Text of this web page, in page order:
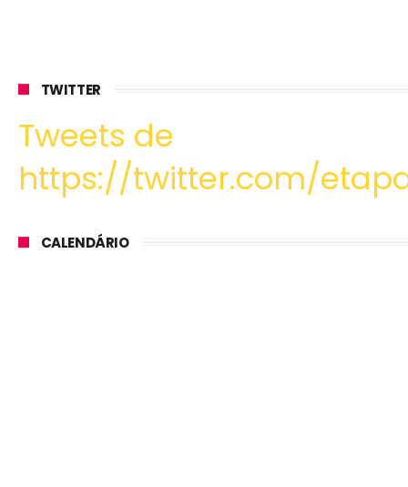
TWITTER
Tweets de
https://twitter.com/
CALENDÁRIO